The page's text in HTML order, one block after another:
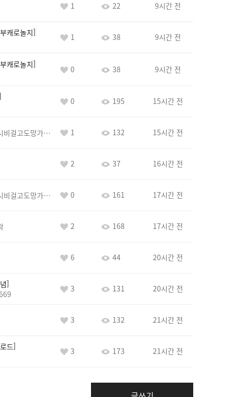
1 22 9시간 전
캐로놀지 1 38 9시간 전
캐로놀지 0 38 9시간 전
0 195 15시간 전
바람아추하게시비걸고도망가냐당당하게글써 1 132 15시간 전
2 37 16시간 전
바람아추하게시비걸고도망가냐당당하게글써 0 161 17시간 전
2 168 17시간 전
6 44 20시간 전
3 131 20시간 전
3 132 21시간 전
드 3 173 21시간 전